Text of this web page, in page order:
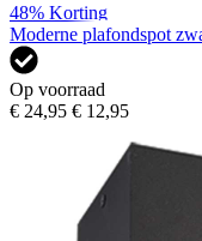
48% Korting
Moderne plafondspot
Op voorraad
€ 24,95 € 12,95